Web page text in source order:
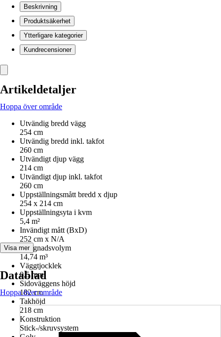
Beskrivning
Produktsäkerhet
Ytterligare kategorier
Kundrecensioner
Artikeldetaljer
Hoppa över område
Utvändig bredd vägg
254 cm
Utvändig bredd inkl. takfot
260 cm
Utvändigt djup vägg
214 cm
Utvändigt djup inkl. takfot
260 cm
Uppställningsmått bredd x djup
254 x 214 cm
Uppställningsyta i kvm
5,4 m²
Invändigt mått (BxD)
252 cm x N/A
Byggnadsvolym
14,74 m³
Väggtjocklek
0,5 mm
Sidoväggens höjd
182 cm
Takhöjd
218 cm
Konstruktion
Stick-/skruvsystem
Visa mer
Datablad
Hoppa över område